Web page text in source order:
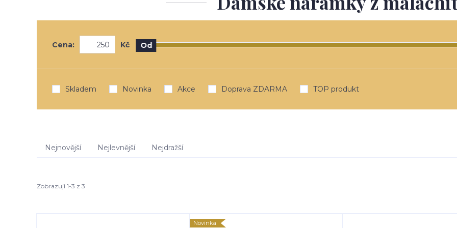
Cena: Kč Od
Skladem Novinka Akce Doprava ZDARMA TOP produkt
Nejnovější Nejlevnější Nejdražší
Zobrazuji 1-3 z 3
Novinka